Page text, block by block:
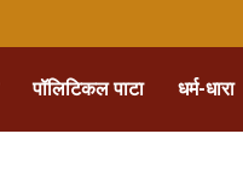
पॉलिटिकल पाटा धर्म-धारा